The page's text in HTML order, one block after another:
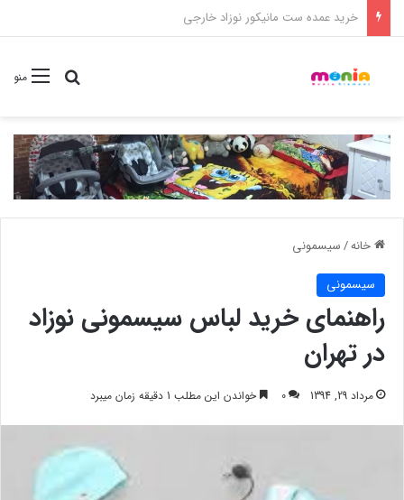
خرید شامپو سر و بدن 500 میل کودک موستلا
منوجستجو
خانه/سیسمونی
سیسمونی
راهنمای خرید لباس سیسمونی نوزاد
در تهران
مرداد 29, 1394 0 خواندن این مطلب 1 دقیقه زمان میبرد